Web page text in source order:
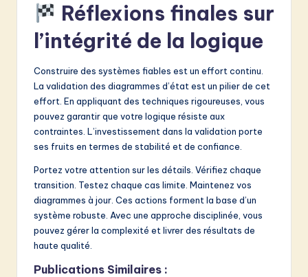
Réflexions finales sur
l’intégrité de la logique
Construire des systèmes fiables est un effort continu.
La validation des diagrammes d’état est un pilier de cet
effort. En appliquant des techniques rigoureuses, vous
pouvez garantir que votre logique résiste aux
contraintes. L’investissement dans la validation porte
ses fruits en termes de stabilité et de confiance.
Portez votre attention sur les détails. Vérifiez chaque
transition. Testez chaque cas limite. Maintenez vos
diagrammes à jour. Ces actions forment la base d’un
système robuste. Avec une approche disciplinée, vous
pouvez gérer la complexité et livrer des résultats de
haute qualité.
Publications Similaires :